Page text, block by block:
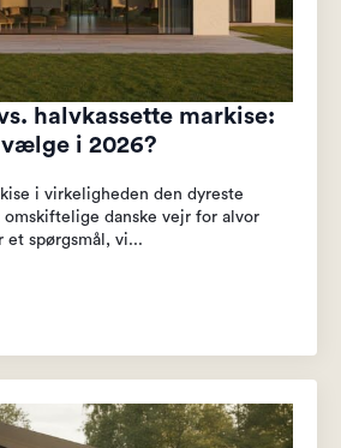
halvkassette markise:
vælge i 2026?
i virkeligheden den dyreste
danske vejr for alvor
et spørgsmål, vi...